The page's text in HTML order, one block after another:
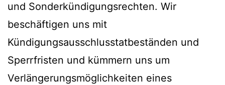
und Sonderkündigungsrechten. Wir
beschäftigen uns mit
Kündigungsausschlusstatbeständen und
Sperrfristen und kümmern uns um
Verlängerungsmöglichkeiten eines